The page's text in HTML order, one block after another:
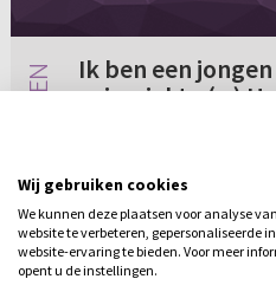
Ik ben een
spierziekte (...)
ik sinds kort
nu ruzie met haar
haar: "kun je niet een
terwijl h...
Geen reacties
Wij gebruiken cookies
We kunnen deze plaatsen voor analyse
website te verbeteren, gepersonaliseerde
website-ervaring te bieden. Voor meer
opent u de instellingen.